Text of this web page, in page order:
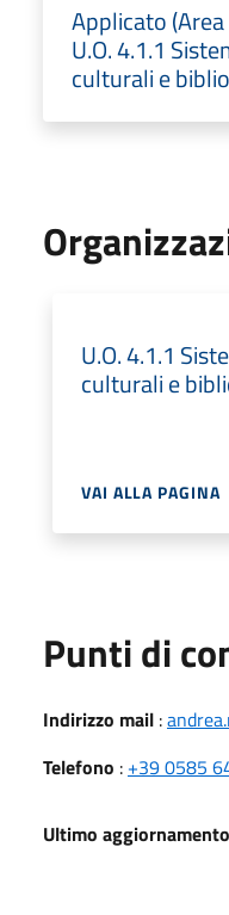
Applicato
U.O. 4.1.1
culturali e
U.O. 4.1.1
culturali e
VAI ALLA PAGINA
Punti di
Indirizzo mail :
Telefono : +39 0585
Ultimo aggiornamento